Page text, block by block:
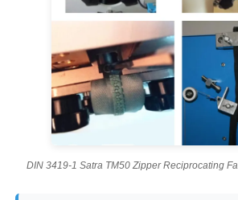
DIN 3419-1 Satra TM50 Zipper Reciprocating